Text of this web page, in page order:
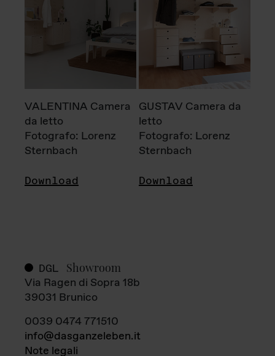
VALENTINA Camera
da letto
Fotografo: Lorenz
Sternbach
Download
GUSTAV Camera da
letto
Fotografo: Lorenz
Sternbach
Download
DGL Showroom
Via Ragen di Sopra 18b
39031 Brunico
0039 0474 771510
info@dasganzeleben.it
Note legali